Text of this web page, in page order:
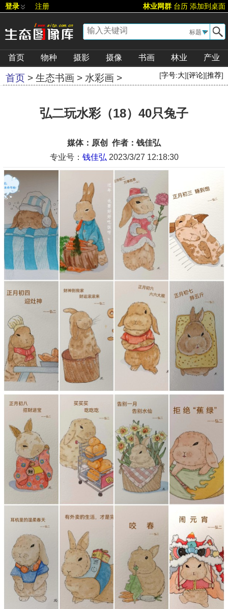
登录 注册 林业网群 台历 添加到桌面
▼
首页 物种 摄影 摄像 书画 林业 产业
首页 > 生态书画 > 水彩画 > [字号:大][评论][推荐]
弘二玩水彩（18）40只兔子
媒体：原创 作者：钱佳弘
专业号： 钱佳弘 2023/3/27 12:18:30